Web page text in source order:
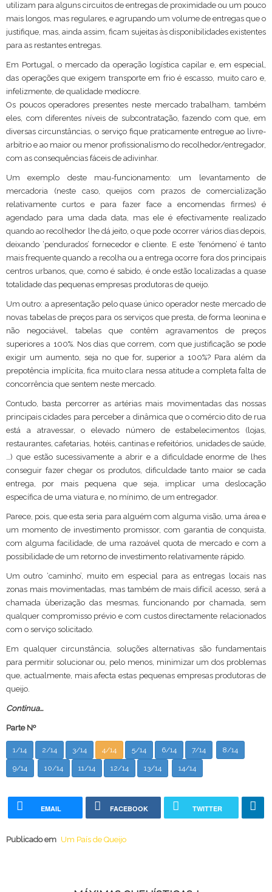
utilizam para alguns circuitos de entregas de proximidade ou um pouco
mais longos, mas regulares, e agrupando um volume de entregas que o
justifique, mas, ainda assim, ficam sujeitas às disponibilidades existentes
para as restantes entregas.
Em Portugal, o mercado da operação logística capilar e, em especial,
das operações que exigem transporte em frio é escasso, muito caro e,
infelizmente, de qualidade medíocre.
Os poucos operadores presentes neste mercado trabalham, também
eles, com diferentes níveis de subcontratação, fazendo com que, em
diversas circunstâncias, o serviço fique praticamente entregue ao livre-
arbítrio e ao maior ou menor profissionalismo do recolhedor/entregador,
com as consequências fáceis de adivinhar.
Um exemplo deste mau-funcionamento: um levantamento de
mercadoria (neste caso, queijos com prazos de comercialização
relativamente curtos e para fazer face a encomendas firmes) é
agendado para uma dada data, mas ele é efectivamente realizado
quando ao recolhedor lhe dá jeito, o que pode ocorrer vários dias depois,
deixando ‘pendurados’ fornecedor e cliente. E este ‘fenómeno’ é tanto
mais frequente quando a recolha ou a entrega ocorre fora dos principais
centros urbanos, que, como é sabido, é onde estão localizadas a quase
totalidade das pequenas empresas produtoras de queijo.
Um outro: a apresentação pelo quase único operador neste mercado de
novas tabelas de preços para os serviços que presta, de forma leonina e
não negociável, tabelas que contêm agravamentos de preços
superiores a 100%. Nos dias que correm, com que justificação se pode
exigir um aumento, seja no que for, superior a 100%? Para além da
prepotência implícita, fica muito clara nessa atitude a completa falta de
concorrência que sentem neste mercado.
Contudo, basta percorrer as artérias mais movimentadas das nossas
principais cidades para perceber a dinâmica que o comércio dito de rua
está a atravessar, o elevado número de estabelecimentos (lojas,
restaurantes, cafetarias, hotéis, cantinas e refeitórios, unidades de saúde,
…) que estão sucessivamente a abrir e a dificuldade enorme de lhes
conseguir fazer chegar os produtos, dificuldade tanto maior se cada
entrega, por mais pequena que seja, implicar uma deslocação
específica de uma viatura e, no mínimo, de um entregador.
Parece, pois, que esta seria para alguém com alguma visão, uma área e
um momento de investimento promissor, com garantia de conquista,
com alguma facilidade, de uma razoável quota de mercado e com a
possibilidade de um retorno de investimento relativamente rápido.
Um outro ‘caminho’, muito em especial para as entregas locais nas
zonas mais movimentadas, mas também de mais difícil acesso, será a
chamada überização das mesmas, funcionando por chamada, sem
qualquer compromisso prévio e com custos directamente relacionados
com o serviço solicitado.
Em qualquer circunstância, soluções alternativas são fundamentais
para permitir solucionar ou, pelo menos, minimizar um dos problemas
que, actualmente, mais afecta estas pequenas empresas produtoras de
queijo.
Continua...
Parte Nº
1/14 2/14 3/14 4/14 5/14 6/14 7/14 8/14
9/14 10/14 11/14 12/14 13/14 14/14
EMAIL FACEBOOK TWITTER
Publicado em Um País de Queijo